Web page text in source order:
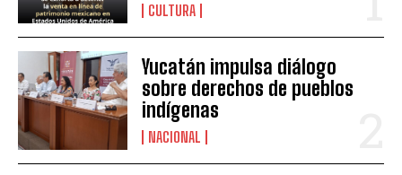
CULTURA
Yucatán impulsa diálogo
sobre derechos de pueblos
indígenas
NACIONAL